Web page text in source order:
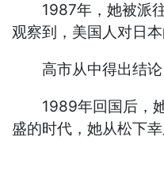
1987年，她被派往
观察到，美国人对日
高市从中得出结论：
1989年回国后，她
盛的时代，她从松下